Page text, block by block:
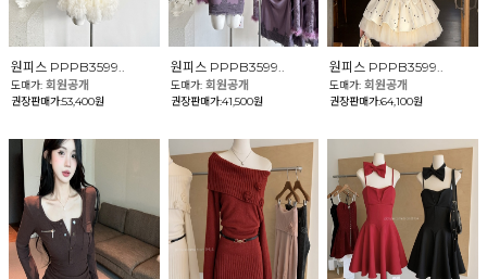
원피스 PPPB3599..
도매가: 회원공개
권장판매가:53,400원
원피스 PPPB3599..
도매가: 회원공개
권장판매가:41,500원
원피스 PPPB3599..
도매가:회원공개
권장판매가:64,100원